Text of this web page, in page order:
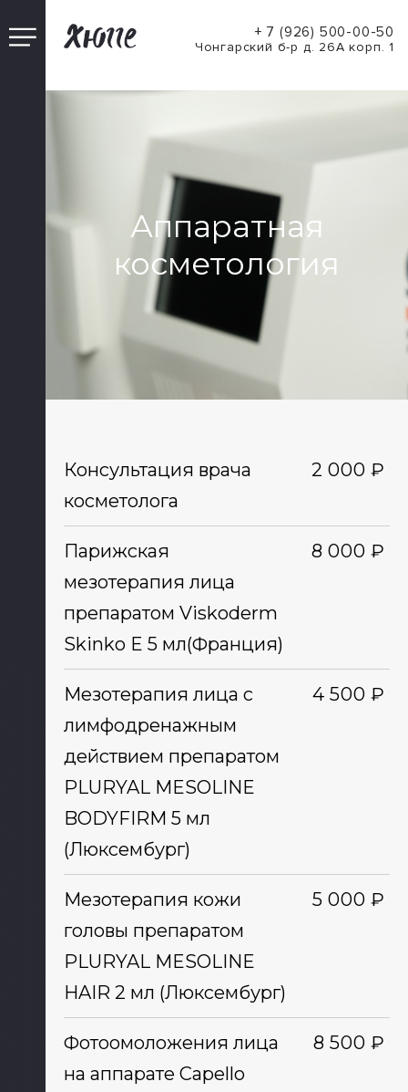
+ 7 (926) 500-00-50
Чонгарский б-р д. 26А корп. 1
Аппаратная
косметология
Консультация врача
косметолога
2 000 ₽
Парижская
мезотерапия лица
препаратом Viskoderm
Skinko E 5 мл(Франция)
8 000 ₽
Мезотерапия лица с
лимфодренажным
действием препаратом
PLURYAL MESOLINE
BODYFIRM 5 мл
(Люксембург)
4 500 ₽
Мезотерапия кожи
головы препаратом
PLURYAL MESOLINE
HAIR 2 мл (Люксембург)
5 000 ₽
Фотоомоложения лица
на аппарате Capello
8 500 ₽